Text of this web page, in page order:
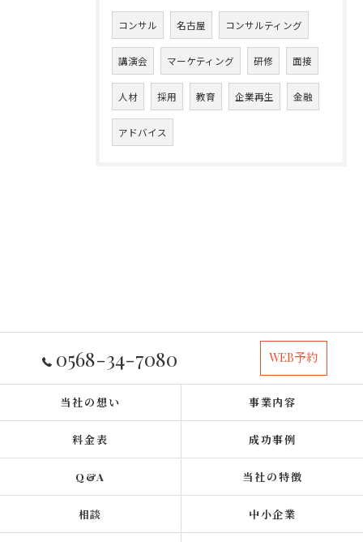
コンサル 名古屋 コンサルティング
講演会 マーケティング 研修 面接
人材 採用 教育 企業再生 金融
アドバイス
0568-34-7080 WEB予約
当社の想い 事業内容
料金表 成功事例
Q&A 当社の特徴
相談 中小企業